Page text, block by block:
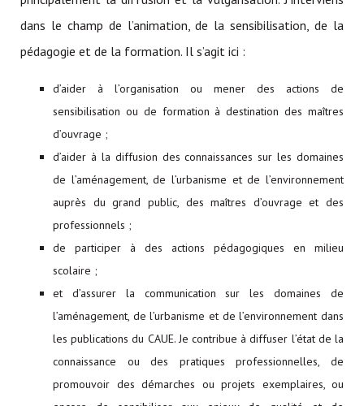
dans le champ de l’animation, de la sensibilisation, de la
pédagogie et de la formation. Il s’agit ici :
d’aider à l’organisation ou mener des actions de
sensibilisation ou de formation à destination des maîtres
d’ouvrage ;
d’aider à la diffusion des connaissances sur les domaines
de l’aménagement, de l’urbanisme et de l’environnement
auprès du grand public, des maîtres d’ouvrage et des
professionnels ;
de participer à des actions pédagogiques en milieu
scolaire ;
et d’assurer la communication sur les domaines de
l’aménagement, de l’urbanisme et de l’environnement dans
les publications du CAUE. Je contribue à diffuser l’état de la
connaissance ou des pratiques professionnelles, de
promouvoir des démarches ou projets exemplaires, ou